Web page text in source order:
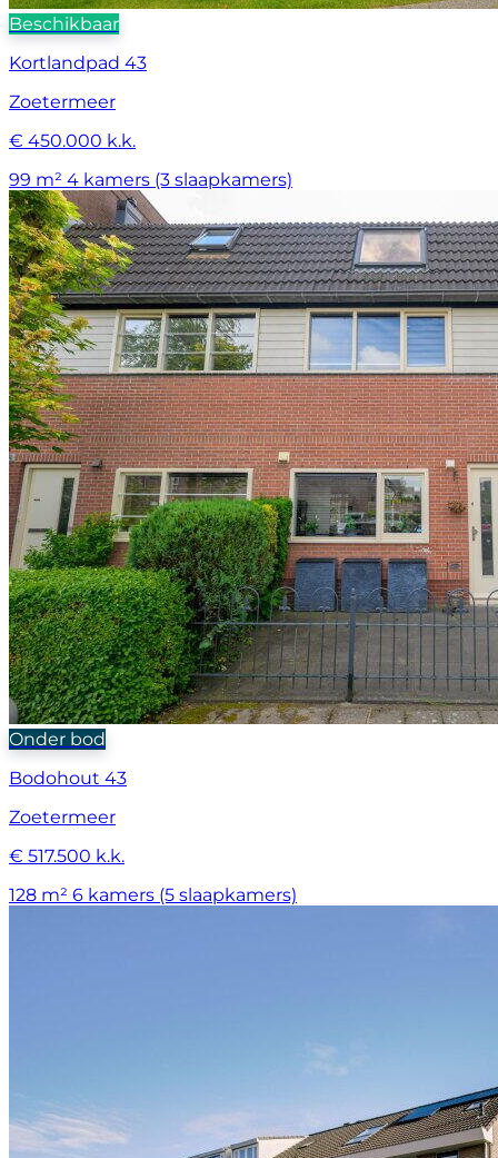
Beschikbaar
Kortlandpad 43
Zoetermeer
€ 450.000 k.k.
99 m² 4 kamers (3 slaapkamers)
Onder bod
Bodohout 43
Zoetermeer
€ 517.500 k.k.
128 m² 6 kamers (5 slaapkamers)